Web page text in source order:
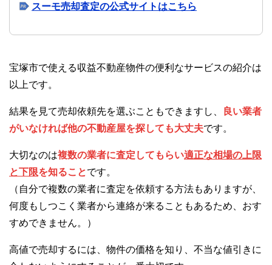
スーモ売却査定の公式サイトはこちら
宝塚市で使える収益不動産物件の便利なサービスの紹介は
以上です。
結果を見て売却依頼先を選ぶこともできますし、
良い業者
がいなければ他の不動産屋を探しても大丈夫です。
大切なのは複数の業者に査定してもらい適正な相場の上限
と下限を知ることです。
（自分で複数の業者に査定を依頼する方法もありますが、
何度もしつこく業者から連絡が来ることもあるため、おす
すめできません。）
高値で売却するには、物件の価格を知り、不当な値引きに